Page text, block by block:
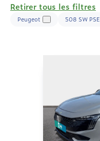
Retirer tous les filtres
Peugeot 508 SW PSE